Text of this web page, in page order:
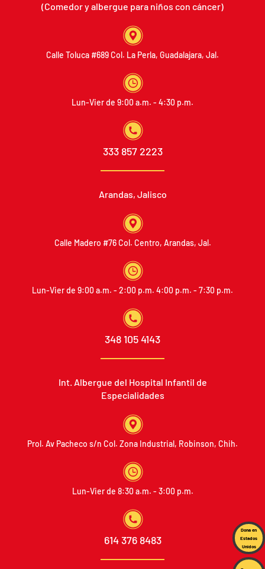
(Comedor y albergue para niños con cáncer)
Calle Toluca #689Col. La Perla, Guadalajara, Jal.
Lun-Vier de 9:00 a.m. - 4:30 p.m.
333 857 2223
Arandas, Jalisco
Calle Madero #76Col. Centro, Arandas, Jal.
Lun-Vier de 9:00 a.m. - 2:00 p.m. 4:00 p.m. - 7:30 p.m.
348 105 4143
Int. Albergue del Hospital Infantil de
Especialidades
Prol. Av Pacheco s/n Col. Zona Industrial, Robinson, Chih.
Lun-Vier de 8:30 a.m. - 3:00 p.m.
614 376 8483
Dona en
Estados
Unidos